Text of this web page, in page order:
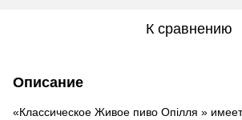
К сравнению
Описание
«Классическое Живое пиво Опілля »